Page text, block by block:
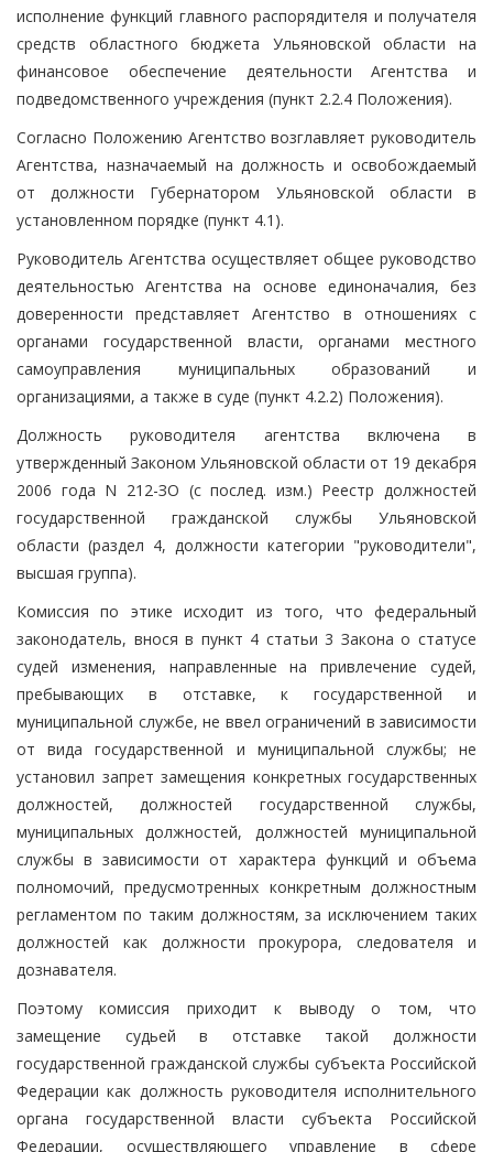
исполнение функций главного распорядителя и получателя
средств областного бюджета Ульяновской области на
финансовое обеспечение деятельности Агентства и
подведомственного учреждения (пункт 2.2.4 Положения).
Согласно Положению Агентство возглавляет руководитель
Агентства, назначаемый на должность и освобождаемый
от должности Губернатором Ульяновской области в
установленном порядке (пункт 4.1).
Руководитель Агентства осуществляет общее руководство
деятельностью Агентства на основе единоначалия, без
доверенности представляет Агентство в отношениях с
органами государственной власти, органами местного
самоуправления муниципальных образований и
организациями, а также в суде (пункт 4.2.2) Положения).
Должность руководителя агентства включена в
утвержденный Законом Ульяновской области от 19 декабря
2006 года N 212-ЗО (с послед. изм.) Реестр должностей
государственной гражданской службы Ульяновской
области (раздел 4, должности категории "руководители",
высшая группа).
Комиссия по этике исходит из того, что федеральный
законодатель, внося в пункт 4 статьи 3 Закона о статусе
судей изменения, направленные на привлечение судей,
пребывающих в отставке, к государственной и
муниципальной службе, не ввел ограничений в зависимости
от вида государственной и муниципальной службы; не
установил запрет замещения конкретных государственных
должностей, должностей государственной службы,
муниципальных должностей, должностей муниципальной
службы в зависимости от характера функций и объема
полномочий, предусмотренных конкретным должностным
регламентом по таким должностям, за исключением таких
должностей как должности прокурора, следователя и
дознавателя.
Поэтому комиссия приходит к выводу о том, что
замещение судьей в отставке такой должности
государственной гражданской службы субъекта Российской
Федерации как должность руководителя исполнительного
органа государственной власти субъекта Российской
Федерации, осуществляющего управление в сфере